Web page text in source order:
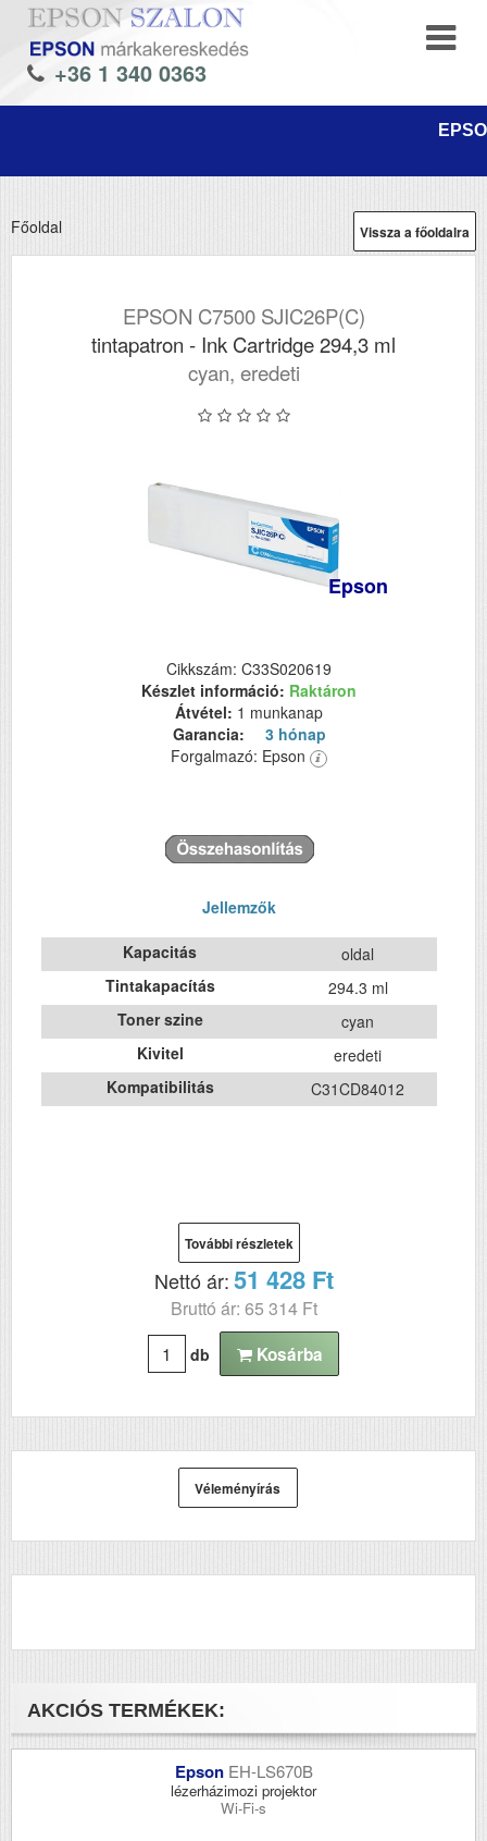
+36 1 340 0363
Vissza a főoldalra
Főoldal
EPSON C7500 SJIC26P(C)
tintapatron - Ink Cartridge 294,3 ml
cyan, eredeti
Epson
Cikkszám: C33S020619
Készlet információ: Raktáron
Átvétel: 1 munkanap
Garancia:
3 hónap
Forgalmazó: Epson
Jellemzők
Kapacitás
oldal
Tintakapacítás
294.3 ml
Toner szine
cyan
Kivitel
eredeti
Kompatibilitás
C31CD84012
További részletek
Nettó ár:51 428 Ft
Bruttó ár: 65 314 Ft
db Kosárba
Véleményírás
AKCIÓS TERMÉKEK:
Epson EH-LS670B
lézerházimozi projektor
Wi-Fi-s